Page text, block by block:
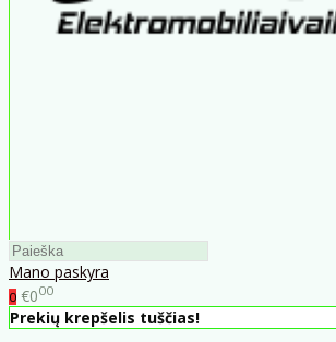
Mano paskyra
0 €000
Prekių krepšelis tuščias!